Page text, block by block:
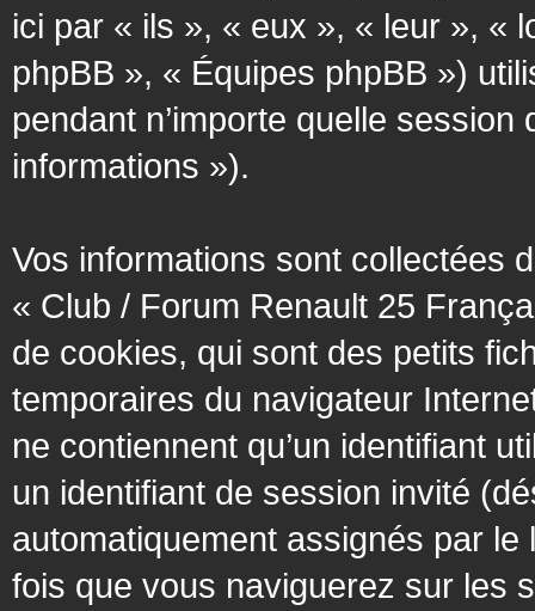
ici par « ils », « eux », « leur », «
phpBB », « Équipes phpBB »)
pendant n’importe quelle
informations »).
Vos informations sont collectées
« Club / Forum Renault 25
de cookies, qui sont des petits
temporaires du navigateur
ne contiennent qu’un identifiant
un identifiant de session invité
automatiquement assignés par
fois que vous naviguerez sur les